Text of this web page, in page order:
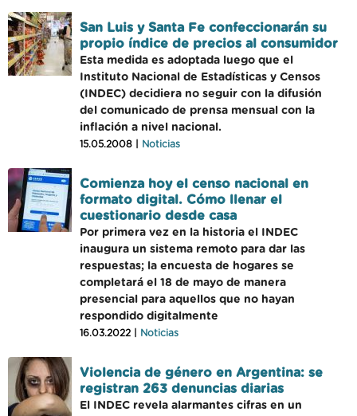
San Luis y Santa Fe confeccionarán su
propio índice de precios al consumidor
Esta medida es adoptada luego que el
Instituto Nacional de Estadísticas y Censos
(INDEC) decidiera no seguir con la difusión
del comunicado de prensa mensual con la
inflación a nivel nacional.
15.05.2008 | Noticias
Comienza hoy el censo nacional en
formato digital. Cómo llenar el
cuestionario desde casa
Por primera vez en la historia el INDEC
inaugura un sistema remoto para dar las
respuestas; la encuesta de hogares se
completará el 18 de mayo de manera
presencial para aquellos que no hayan
respondido digitalmente
16.03.2022 | Noticias
Violencia de género en Argentina: se
registran 263 denuncias diarias
El INDEC revela alarmantes cifras en un